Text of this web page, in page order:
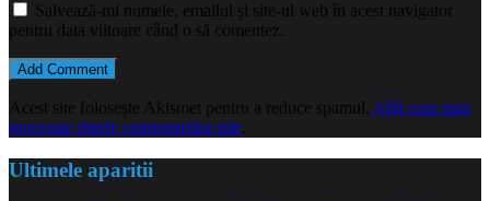
Salvează-mi numele, emailul și site-ul web în acest navigator
pentru data viitoare când o să comentez.
Acest site folosește Akismet pentru a reduce spamul. Află cum sunt
procesate datele comentariilor tale
Ultimele aparitii